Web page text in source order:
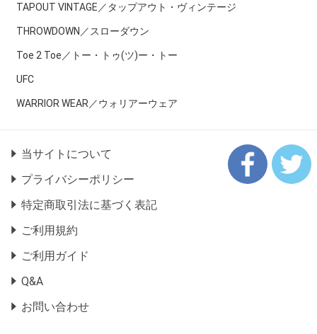
TAPOUT VINTAGE／タップアウト・ヴィンテージ
THROWDOWN／スローダウン
Toe 2 Toe／トー・トゥ(ツ)ー・トー
UFC
WARRIOR WEAR／ウォリアーウェア
当サイトについて
プライバシーポリシー
特定商取引法に基づく表記
ご利用規約
ご利用ガイド
Q&A
お問い合わせ